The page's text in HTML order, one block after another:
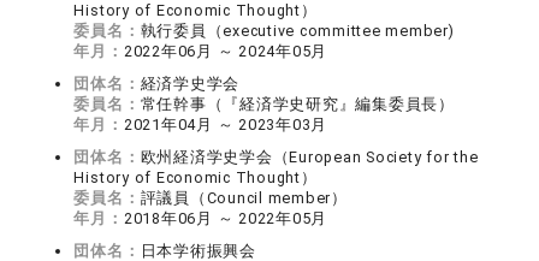
History of Economic Thought）
委員名： 執行委員（executive committee member)
年月： 2022年06月 ～ 2024年05月
団体名： 経済学史学会
委員名： 常任幹事（『経済学史研究』編集委員長）
年月： 2021年04月 ～ 2023年03月
団体名： 欧州経済学史学会（European Society for the
History of Economic Thought）
委員名： 評議員（Council member）
年月： 2018年06月 ～ 2022年05月
団体名： 日本学術振興会